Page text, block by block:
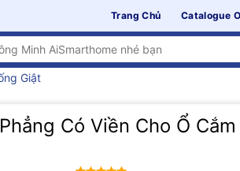
Trang Chủ Catalogue
Giật
Có Viền Cho Ổ